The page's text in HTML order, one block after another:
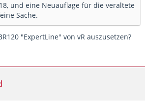
und eine Neuauflage für die veraltete
Sache.
"ExpertLine" von vR auszusetzen?